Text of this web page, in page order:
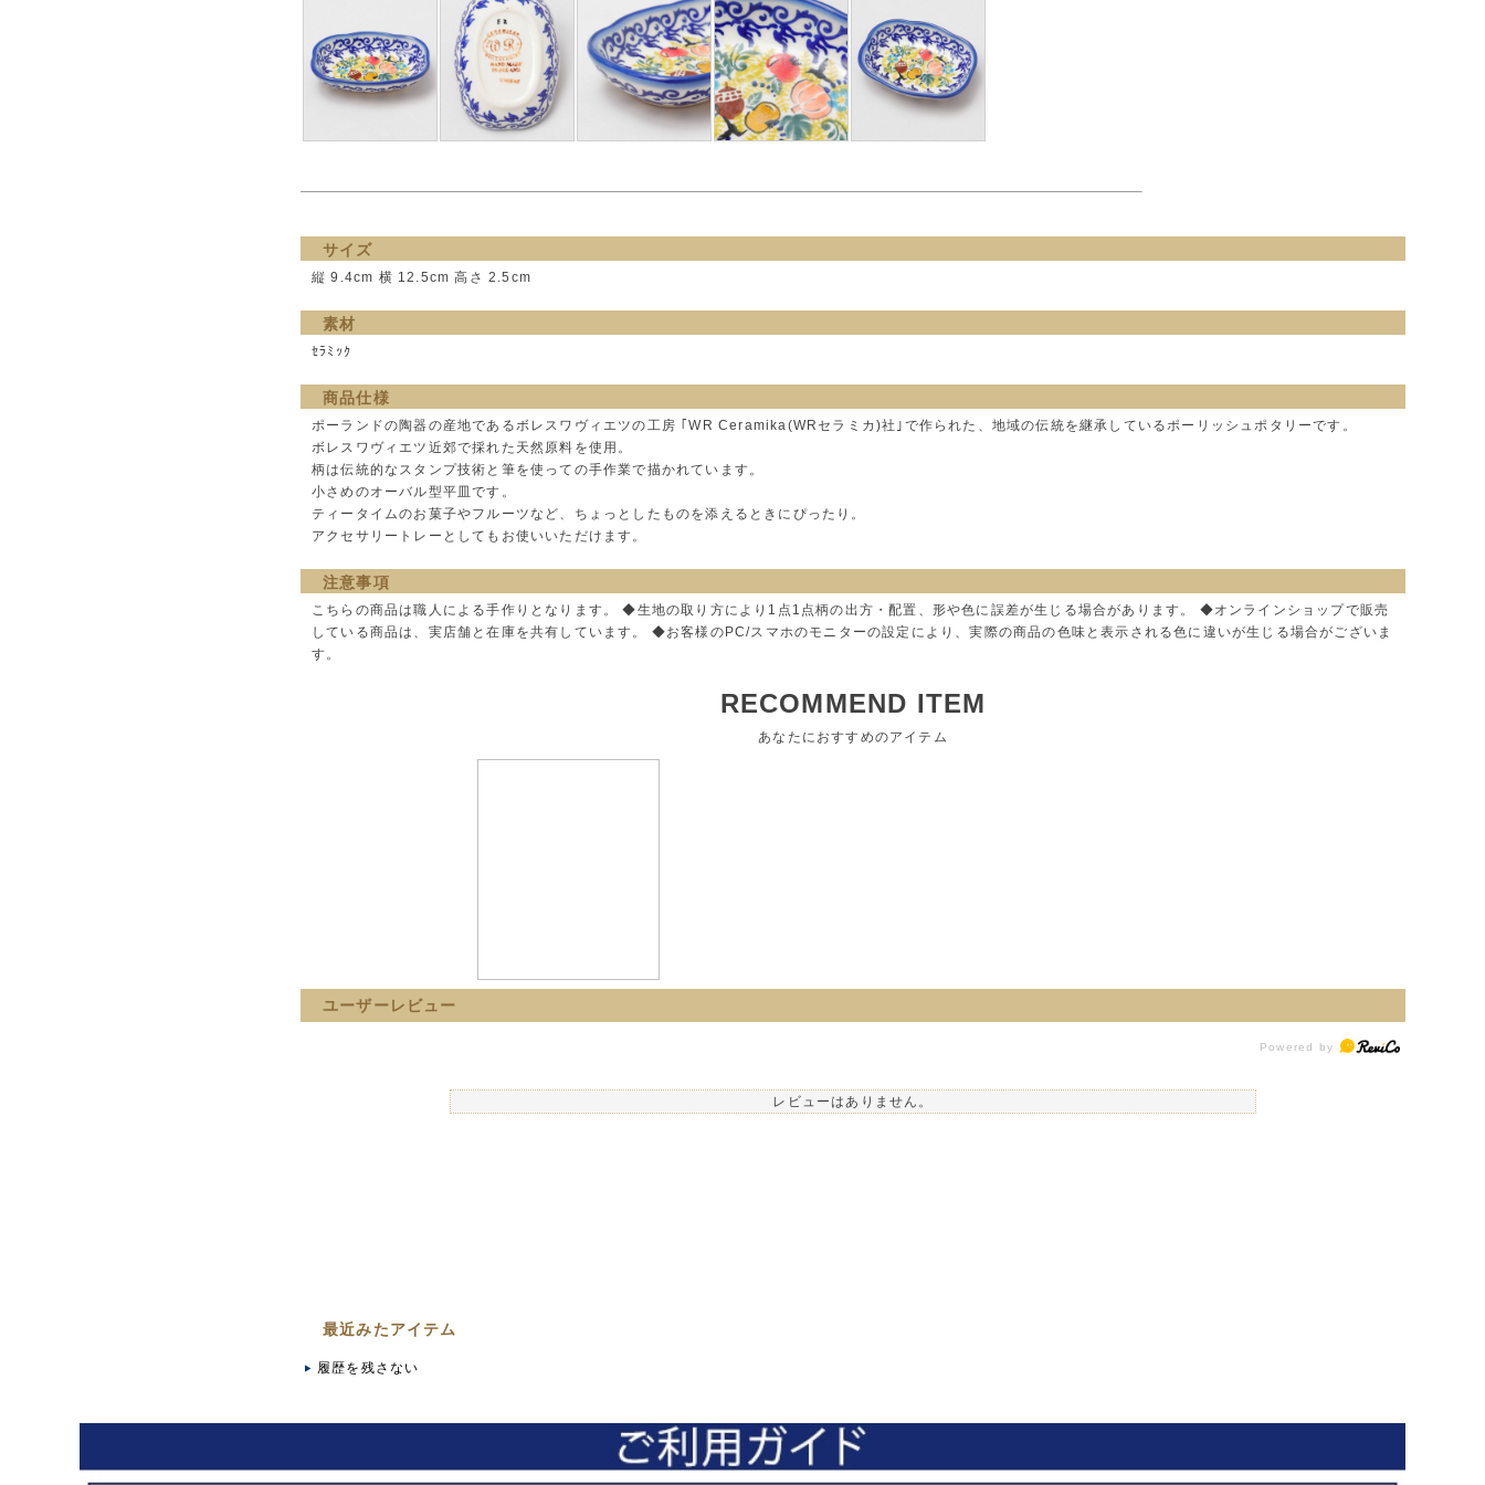
サイズ
縦 9.4cm 横 12.5cm 高さ 2.5cm
素材
ｾﾗﾐｯｸ
商品仕様
ポーランドの陶器の産地であるボレスワヴィエツの工房 ｢WR Ceramika(WRセラミカ)社｣で作られた、地域の伝統を継承しているポーリッシュポタリーです。
ボレスワヴィエツ近郊で採れた天然原料を使用。
柄は伝統的なスタンプ技術と筆を使っての手作業で描かれています。
小さめのオーバル型平皿です。
ティータイムのお菓子やフルーツなど、ちょっとしたものを添えるときにぴったり。
アクセサリートレーとしてもお使いいただけます。
注意事項
こちらの商品は職人による手作りとなります。 ◆生地の取り方により1点1点柄の出方・配置、形や色に誤差が生じる場合があります。 ◆オンラインショップで販売
している商品は、実店舗と在庫を共有しています。 ◆お客様のPC/スマホのモニターの設定により、実際の商品の色味と表示される色に違いが生じる場合がございま
す。
RECOMMEND ITEM
あなたにおすすめのアイテム
ユーザーレビュー
レビューはありません。
最近みたアイテム
履歴を残さない